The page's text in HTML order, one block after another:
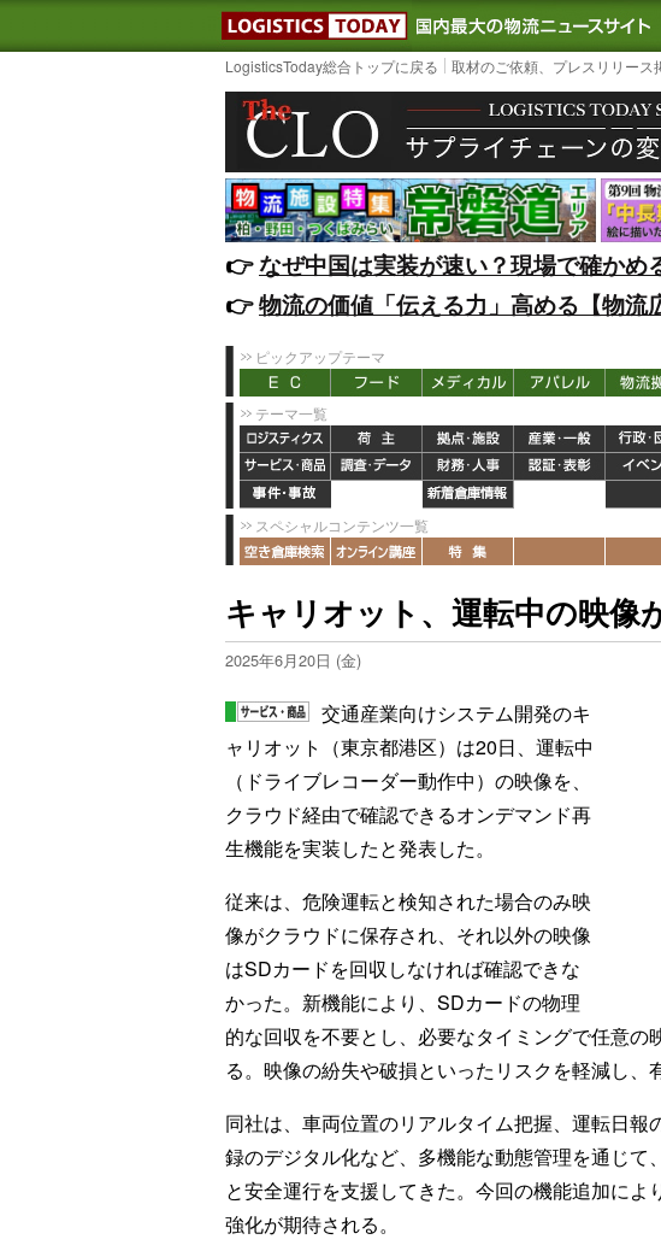
LOGISTICS TODAY｜国内
LogisticsToday総合トップに戻る 取材のご依頼、プレスリリース
👉️なぜ中国は実装が速い？現場で確かめ
👉️物流の価値「伝える力」高める【物流
ピックアップテーマ
テーマ一覧
スペシャルコンテンツ一覧
キャリオット、運転中の映像
2025年6月20日 (金)
交通産業向けシステム開発のキ
ャリオット（東京都港区）は20日、運転中
（ドライブレコーダー動作中）の映像を、
クラウド経由で確認できるオンデマンド再
生機能を実装したと発表した。
従来は、危険運転と検知された場合のみ映
像がクラウドに保存され、それ以外の映像
はSDカードを回収しなければ確認できな
かった。新機能により、SDカードの物理
的な回収を不要とし、必要なタイミングで任意の
る。映像の紛失や破損といったリスクを軽減し、
同社は、車両位置のリアルタイム把握、運転日
録のデジタル化など、多機能な動態管理を通じて
と安全運行を支援してきた。今回の機能追加に
強化が期待される。